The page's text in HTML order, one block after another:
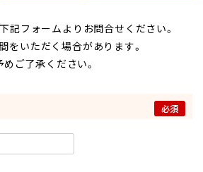
記フォームより​お問合せ​ください。
を​いただく​場合が​あります。​
めご了承ください。
必須